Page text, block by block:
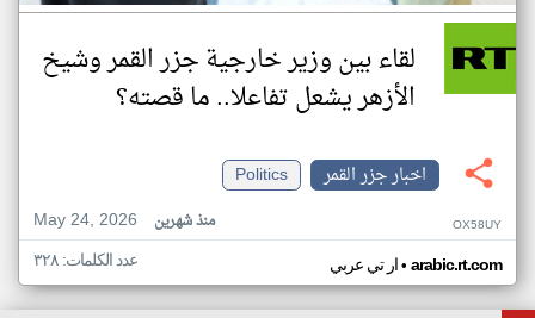
لقاء بين وزير خارجية جزر القمر وشيخ
الأزهر يشعل تفاعلا.. ما قصته؟
اخبار جزر القمر
Politics
May 24, 2026
منذ شهرين OX58UY
ار تي عربي• arabic.rt.com عدد الكلمات: ٣٢٨